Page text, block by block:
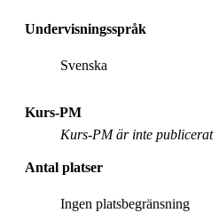
Undervisningsspråk
Svenska
Kurs-PM
Kurs-PM är inte publicerat
Antal platser
Ingen platsbegränsning